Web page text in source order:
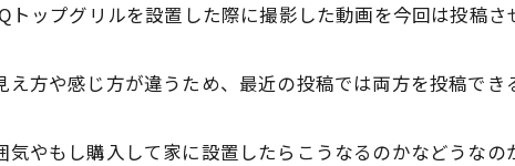
トップグリルを設置した際に撮影した動画を今回は投稿
え方や感じ方が違うため、最近の投稿では両方を投稿でき
気やもし購入して家に設置したらこうなるのかなどうな